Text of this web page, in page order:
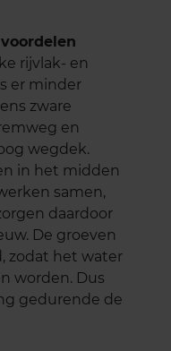
rijvlak- en
er minder
zware
en
wegdek.
in het midden
samen,
daardoor
De groeven
zodat het water
worden. Dus
gedurende de